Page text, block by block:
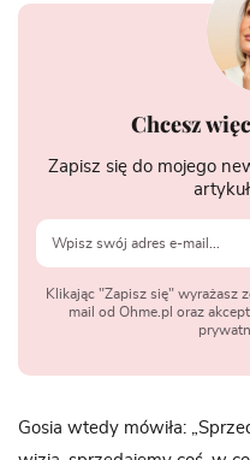
Chcesz
Zapisz się do mojego
Klikając "Zapisz się" wyrażasz
mail od Ohme.pl oraz
Gosia wtedy mówiła: